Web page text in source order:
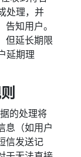
处理，并
知用户。
但延长期限
延期理
的处理将
息（如用户
信发送记